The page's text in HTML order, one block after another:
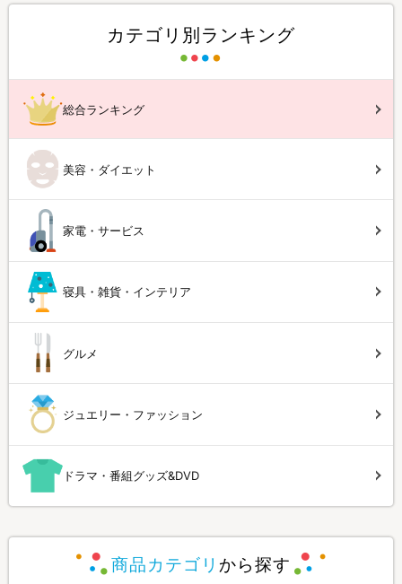
カテゴリ別ランキング
総合ランキング
美容・ダイエット
家電・サービス
寝具・雑貨・インテリア
グルメ
ジュエリー・ファッション
ドラマ・番組グッズ&DVD
商品カテゴリ から探す